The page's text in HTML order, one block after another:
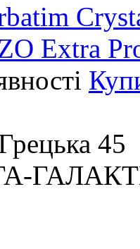
Extra
45